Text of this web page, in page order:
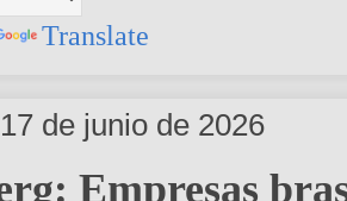
Translate
de junio de 2026
Empresas